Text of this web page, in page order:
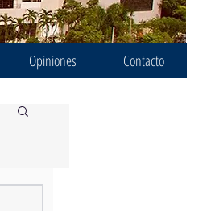
Opiniones Contacto